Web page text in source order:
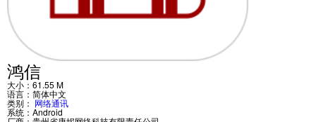
鸿信
大小：61.55 M
语言：简体中文
类别：网络通讯
系统：Android